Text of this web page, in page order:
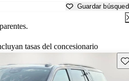
Guardar
tasas del concesionario